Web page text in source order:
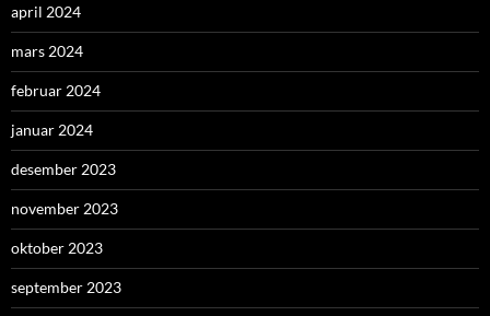
april 2024
mars 2024
februar 2024
januar 2024
desember 2023
november 2023
oktober 2023
september 2023